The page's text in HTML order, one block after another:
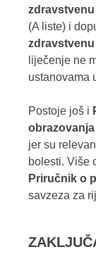
(A liste) i
liječenje ne
ustanovama
Postoje još i
obrazovanja
jer su
bolesti. Više
Priručnik o
savzeza za